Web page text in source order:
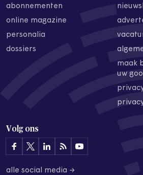
abonnementen
online magazine
personalia
dossiers
maak
uw
Volg ons
alle social media →